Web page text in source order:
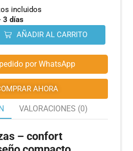
incluidos
3 días
AÑADIR AL CARRITO
por WhatsApp
AHORA
VALORACIONES (0)
– confort